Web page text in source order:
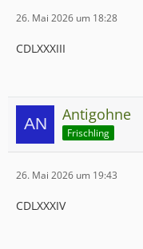
26. Mai 2026 um 18:28
CDLXXXIII
Antigohne
Frischling
26. Mai 2026 um 19:43
CDLXXXIV